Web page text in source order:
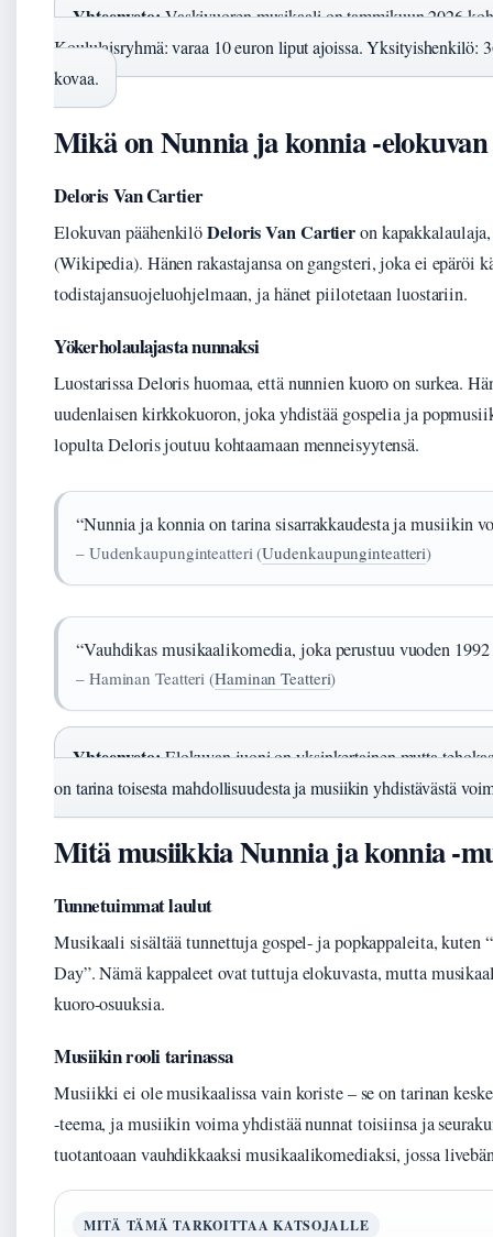
Yhteenveto:Vaskivuoren musikaali on tammikuun 2026
Koululaisryhmä: varaa 10 euron liput ajoissa. Yksityishenkilö:
kovaa.
Mikä on Nunnia ja konnia -
Deloris Van Cartier
Elokuvan päähenkilöDeloris Van Cartieron
(Wikipedia). Hänen rakastajansa on gangsteri, joka ei epäröi
todistajansuojeluohjelmaan, ja hänet piilotetaan luostariin.
Yökerholaulajasta nunnaksi
Luostarissa Deloris huomaa, että nunnien kuoro on surkea.
uudenlaisen kirkkokuoron, joka yhdistää gospelia ja
lopulta Deloris joutuu kohtaamaan menneisyytensä.
“Nunnia ja konnia on tarina sisarrakkaudesta ja musiikin
– Uudenkaupunginteatteri (Uudenkaupunginteatteri)
“Vauhdikas musikaalikomedia, joka perustuu vuoden
– Haminan Teatteri (Haminan Teatteri)
Yhteenveto:Elokuvan juoni on yksinkertainen mutta
on tarina toisesta mahdollisuudesta ja musiikin yhdistävästä
Mitä musiikkia Nunnia ja konnia -
Tunnetuimmat laulut
Musikaali sisältää tunnettuja gospel- ja popkappaleita,
Day”. Nämä kappaleet ovat tuttuja elokuvasta, mutta
kuoro-osuuksia.
Musiikin rooli tarinassa
Musiikki ei ole musikaalissa vain koriste – se on tarinan
-teema, ja musiikin voima yhdistää nunnat toisiinsa ja
tuotantoaan vauhdikkaaksi musikaalikomediaksi, jossa
MITÄ TÄMÄ TARKOITTAA KATSOJALLE